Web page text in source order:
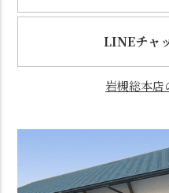
LINEチャ
岩槻総本店